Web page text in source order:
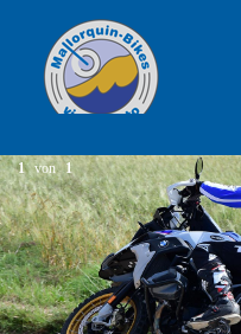
1 von 1